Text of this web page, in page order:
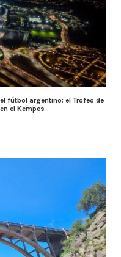
fútbol argentino: el Trofeo de
el Kempes